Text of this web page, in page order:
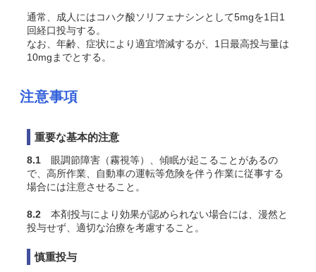
通常、成人にはコハク酸ソリフェナシンとして5mgを1日1
回経口投与する。
なお、年齢、症状により適宜増減するが、1日最高投与量は
10mgまでとする。
注意事項
重要な基本的注意
8.1 眼調節障害（霧視等）、傾眠が起こることがあるの
で、高所作業、自動車の運転等危険を伴う作業に従事する
場合には注意させること。
8.2 本剤投与により効果が認められない場合には、漫然と
投与せず、適切な治療を考慮すること。
慎重投与